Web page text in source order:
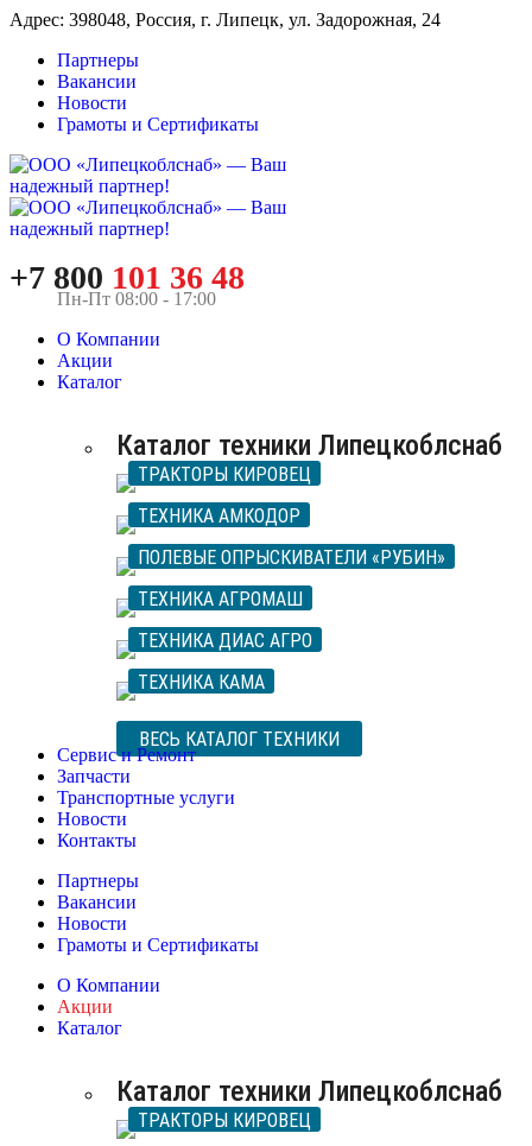
Адрес: 398048, Россия, г. Липецк, ул. Задорожная, 24
Партнеры
Вакансии
Новости
Грамоты и Сертификаты
+7 800 101 36 48
Пн-Пт 08:00 - 17:00
О Компании
Акции
Каталог
Каталог техники Липецкоблснаб
ТРАКТОРЫ КИРОВЕЦ
ТЕХНИКА АМКОДОР
ПОЛЕВЫЕ ОПРЫСКИВАТЕЛИ «РУБИН»
ТЕХНИКА АГРОМАШ
ТЕХНИКА ДИАС АГРО
ТЕХНИКА КАМА
ВЕСЬ КАТАЛОГ ТЕХНИКИ
Сервис и Ремонт
Запчасти
Транспортные услуги
Новости
Контакты
Партнеры
Вакансии
Новости
Грамоты и Сертификаты
О Компании
Акции
Каталог
Каталог техники Липецкоблснаб
ТРАКТОРЫ КИРОВЕЦ